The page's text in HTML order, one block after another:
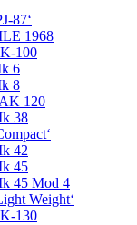
87‘
1968
100
6
8
120
38
42
45
45 Mod 4
Weight‘
130